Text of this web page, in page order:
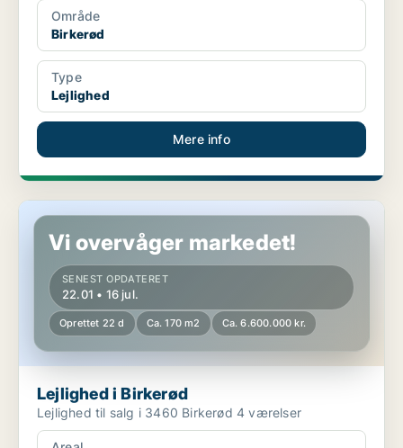
Område
Birkerød
Type
Lejlighed
Mere info
Lejlighed i Birkerød
Vi overvåger markedet!
SENEST OPDATERET
22.01 • 16 jul.
Oprettet 22 d Ca. 170 m2 Ca. 6.600.000 kr.
Lejlighed i Birkerød
Lejlighed til salg i 3460 Birkerød 4 værelser